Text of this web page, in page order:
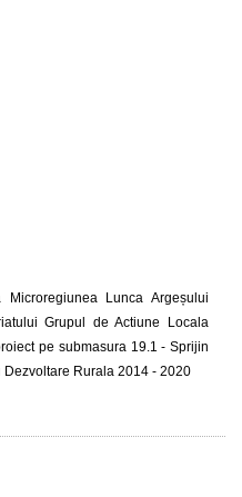
Lunca Argeșului
Grupul de Actiune Locala
pe submasura 19.1 - Sprijin
Rurala 2014 - 2020